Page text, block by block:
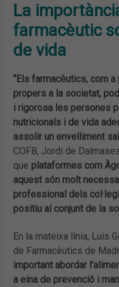
La
farmacèutic
de vida
“Els farmacèutics, com
propers a la societat,
i rigorosa les persones
nutricionals i de vida
assolir un envelliment
COFB, Jordi de
que plataformes com
aquest són molt
professional dels
positiu al conjunt de la
En la mateixa línia, Luis
de Farmacèutics de
important abordar
a eina de prevenció i